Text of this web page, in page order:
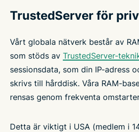
TrustedServer för
Vårt globala nätverk består av
som stöds av TrustedServer-
sessionsdata, som din IP-adress
skrivs till hårddisk. Våra RAM-
rensas genom frekventa
Detta är viktigt i USA (medlem i